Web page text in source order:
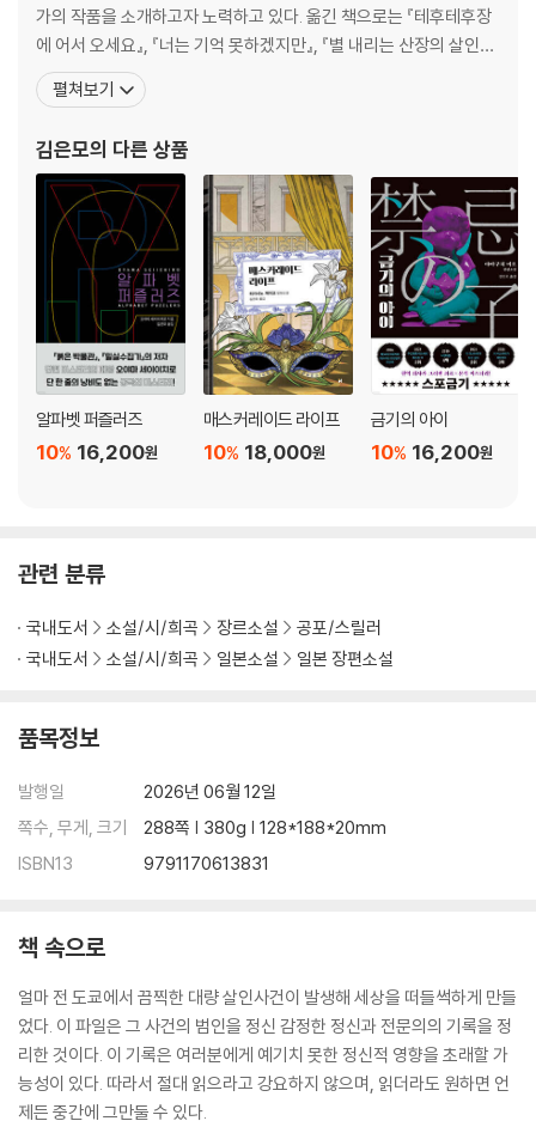
가의 작품을 소개하고자 노력하고 있다. 옮긴 책으로는 『테후테후장
에 어서 오세요』, 『너는 기억 못하겠지만』, 『별 내리는 산장의 살인』,
『여자 친구』를 비롯하여 아시베 다쿠의 고바야시 히로키의 『Q&A』,
미치오 슈스케의 『투명 카멜레온』, 『달과 게』, 『기담을 파는 가게』, 이
죄』, 고바야시 야스미의 『앨리스
펼쳐보기
김은모의 다른 상품
알파벳 퍼즐러즈
16,200원
10%
매스커레이드 라이프
18,000원
10%
금기의 아이
16,200원
10%
관련 분류
국내도서 소설/시/희곡 장르소설
공포/스릴러
국내도서
소설/시/희곡 일본소설 일본 장편소설
품목정보
발행일
2026년 06월 12일
쪽수, 무게, 크기
288쪽 | 380g | 128*188*20mm
ISBN13
9791170613831
책 속으로
얼마 전 도쿄에서 끔찍한 대량 살인사건이 발생해 세상을 떠들썩하게 만들
었다. 이 파일은 그 사건의 범인을 정신 감정한 정신과 전문의의 기록을 정
리한 것이다. 이 기록은 여러분에게 예기치 못한 정신적 영향을 초래할 가
능성이 있다. 따라서 절대 읽으라고 강요하지 않으며, 읽더라도 원하면 언
제든 중간에 그만둘 수 있다.